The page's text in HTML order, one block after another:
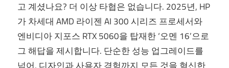
고 계셨나요? 더 이상 타협은 없습니다. 2025년, HP
가 차세대 AMD 라이젠 AI 300 시리즈 프로세서와
엔비디아 지포스 RTX 5060을 탑재한 ‘오멘 16’으로
그 해답을 제시합니다. 단순한 성능 업그레이드를